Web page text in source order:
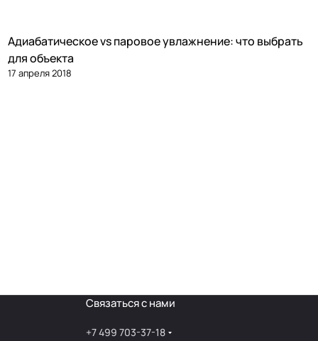
Увлажнение
Адиабатическое vs паровое увлажнение: что выбрать
для объекта
17 апреля 2018
Связаться с нами
+7 499 703-37-18